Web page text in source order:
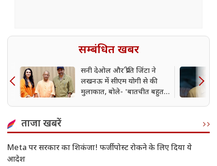
सम्बंधित खबर
सनी देओल और प्रीति जिंटा ने
लखनऊ में सीएम योगी से की
मुलाकात, बोले- 'बातचीत बहुत
ताजा खबरें
Meta पर सरकार का शिकंजा! फर्जी पोस्ट रोकने के लिए दिया ये
आदेश